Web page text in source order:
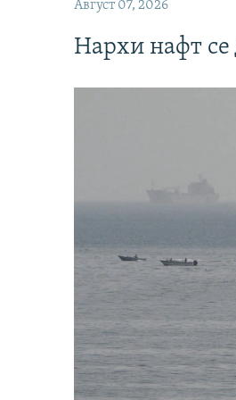
Август 07, 2026
Нархи нафт се